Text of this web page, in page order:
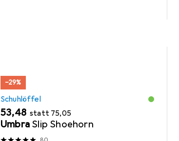
−29%
Schuhlöffel
EUR
53,48 statt EUR
75,05
Umbra Slip Shoehorn